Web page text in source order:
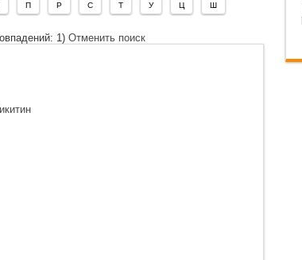
П Р С Т У Ц Ш
1) Отменить поиск